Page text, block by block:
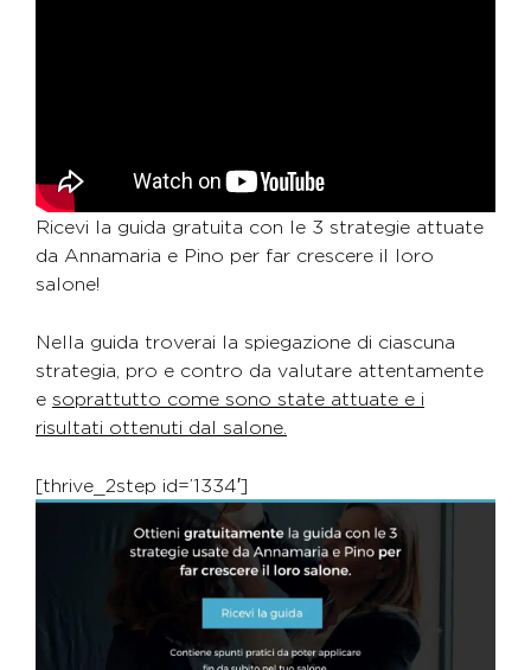
Ricevi la guida gratuita con le 3 strategie attuate
da Annamaria e Pino per far crescere il loro
salone!
Nella guida troverai la spiegazione di ciascuna
strategia, pro e contro da valutare attentamente
e soprattutto come sono state attuate e i
risultati ottenuti dal salone.
[thrive_2step id=’1334′]